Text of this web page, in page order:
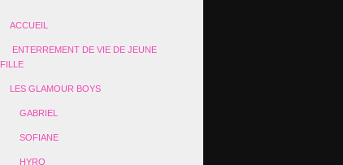
ACCUEIL
ENTERREMENT DE VIE DE JEUNE
FILLE
LES GLAMOUR BOYS
GABRIEL
SOFIANE
HYRO